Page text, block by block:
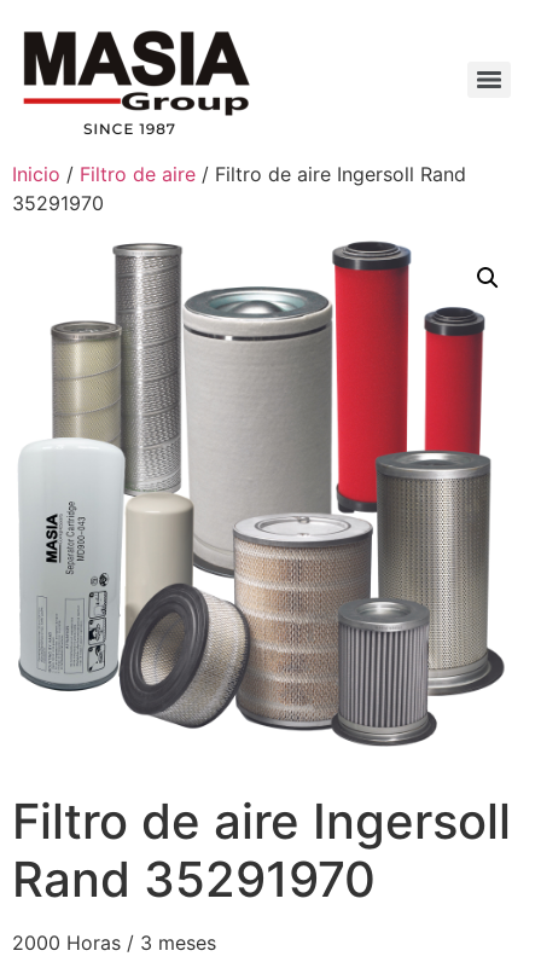
Inicio / Filtro de aire / Filtro de aire Ingersoll Rand
35291970
Filtro de aire Ingersoll
Rand 35291970
2000 Horas / 3 meses